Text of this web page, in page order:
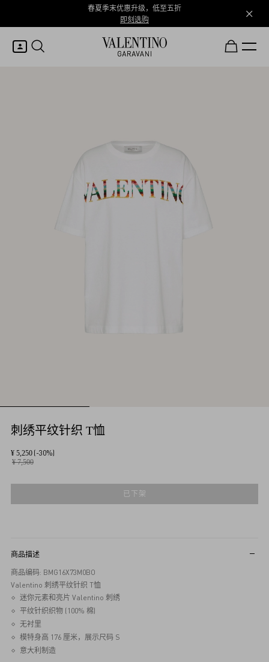
春夏季末优惠升级，低至五折
即刻选购
刺绣平纹针织 T恤
¥ 5,250 (-30%)
¥ 7,500
已下架
商品描述
商品编码: BMG16X73M0BO
Valentino 刺绣平纹针织 T恤
迷你元素和亮片 Valentino 刺绣
平纹针织织物 (100% 棉)
无衬里
模特身高 176 厘米，展示尺码 S
意大利制造